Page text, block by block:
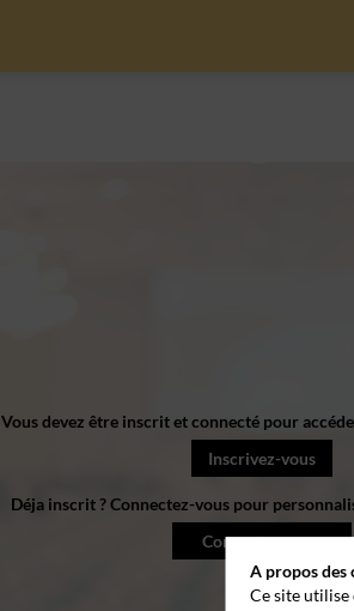
Vous devez être inscrit et connecté pour
Inscrivez-vous
Déja inscrit ? Connectez-vous pour
Connectez-vous
A propos des
Ce site utilise